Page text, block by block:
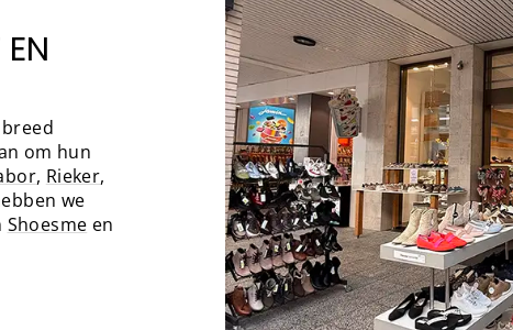
om hun
, Rieker,
we
Shoesme en